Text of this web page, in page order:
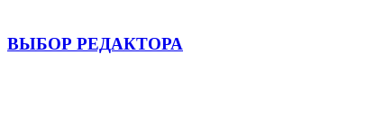
ВЫБОР РЕДАКТОРА